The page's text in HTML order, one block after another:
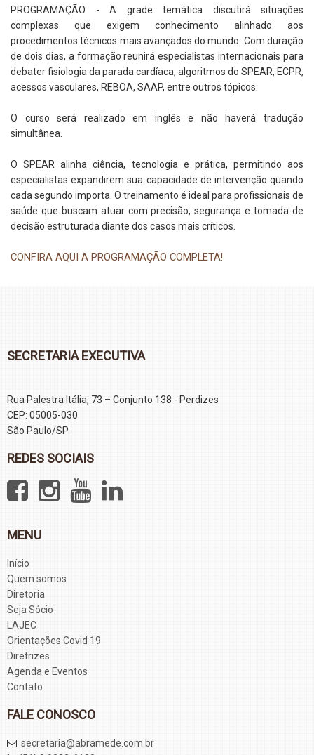
PROGRAMAÇÃO - A grade temática discutirá situações
complexas que exigem conhecimento alinhado aos
procedimentos técnicos mais avançados do mundo. Com duração
de dois dias, a formação reunirá especialistas internacionais para
debater fisiologia da parada cardíaca, algoritmos do SPEAR, ECPR,
acessos vasculares, REBOA, SAAP, entre outros tópicos.
O curso será realizado em inglês e não haverá tradução
simultânea.
O SPEAR alinha ciência, tecnologia e prática, permitindo aos
especialistas expandirem sua capacidade de intervenção quando
cada segundo importa. O treinamento é ideal para profissionais de
saúde que buscam atuar com precisão, segurança e tomada de
decisão estruturada diante dos casos mais críticos.
CONFIRA AQUI A PROGRAMAÇÃO COMPLETA!
SECRETARIA EXECUTIVA
Rua Palestra Itália, 73 – Conjunto 138 - Perdizes
CEP: 05005-030
São Paulo/SP
REDES SOCIAIS
MENU
Início
Quem somos
Diretoria
Seja Sócio
LAJEC
Orientações Covid 19
Diretrizes
Agenda e Eventos
Contato
FALE CONOSCO
secretaria@abramede.com.br